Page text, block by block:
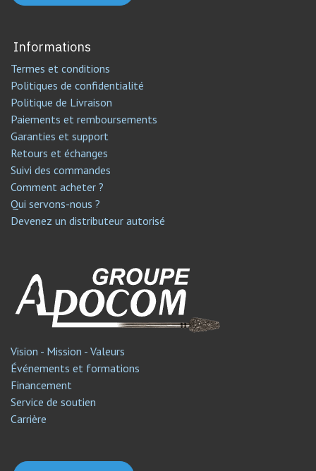
Informations
Termes et conditions
Politiques de confidentialité
Politique de Livraison
Paiements et remboursements
Garanties et support
Retours et échanges
Suivi des commandes
Comment acheter ?
Qui servons-nous ?
Devenez un distributeur autorisé
Vision - Mission - Valeurs
Événements et formations
Financement
Service de soutien​
Carrière